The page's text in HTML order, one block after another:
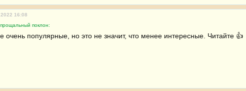
16:08
поклон:
очень популярные, но это не значит, что менее интересные. Читайте 👍